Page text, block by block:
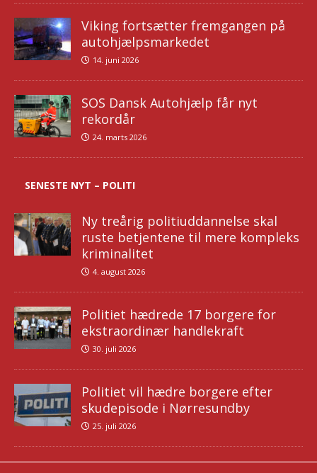
Viking fortsætter fremgangen på
autohjælpsmarkedet
14. juni 2026
SOS Dansk Autohjælp får nyt
rekordår
24. marts 2026
SENESTE NYT – POLITI
Ny treårig politiuddannelse skal
ruste betjentene til mere kompleks
kriminalitet
4. august 2026
Politiet hædrede 17 borgere for
ekstraordinær handlekraft
30. juli 2026
Politiet vil hædre borgere efter
skudepisode i Nørresundby
25. juli 2026